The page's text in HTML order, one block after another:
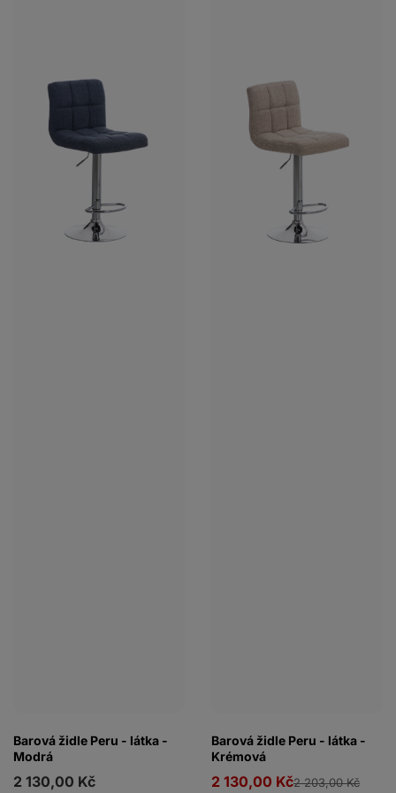
Barová židle Peru - látka -
Modrá
2 130,00 Kč
Barová židle Peru - látka -
Krémová
2 130,00 Kč2 203,00 Kč